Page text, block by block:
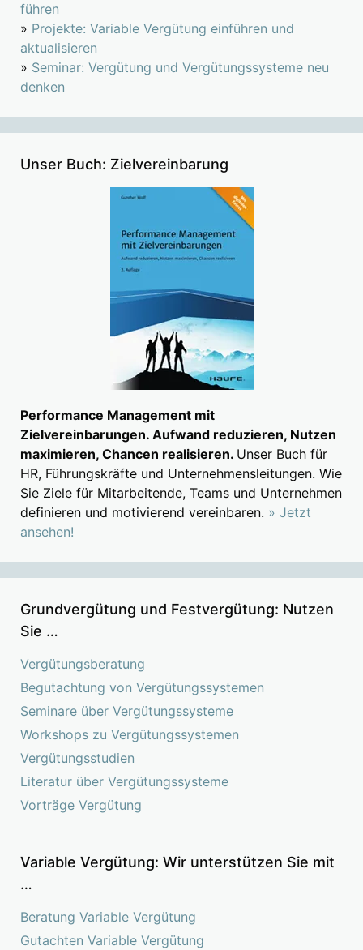
führen
» Projekte: Variable Vergütung einführen und
aktualisieren
» Seminar: Vergütung und Vergütungssysteme neu
denken
Unser Buch: Zielvereinbarung
Performance Management mit
Zielvereinbarungen. Aufwand reduzieren, Nutzen
maximieren, Chancen realisieren. Unser Buch für
HR, Führungskräfte und Unternehmensleitungen. Wie
Sie Ziele für Mitarbeitende, Teams und Unternehmen
definieren und motivierend vereinbaren. » Jetzt
ansehen!
Grundvergütung und Festvergütung: Nutzen
Sie …
Vergütungsberatung
Begutachtung von Vergütungssystemen
Seminare über Vergütungssysteme
Workshops zu Vergütungssystemen
Vergütungsstudien
Literatur über Vergütungssysteme
Vorträge Vergütung
Variable Vergütung: Wir unterstützen Sie mit
…
Beratung Variable Vergütung
Gutachten Variable Vergütung